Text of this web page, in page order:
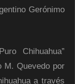
Gerónimo
Chihuahua”
M. Quevedo por
a través